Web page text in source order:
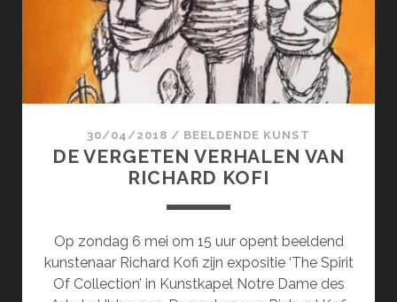
30/04/2018 / BEELDENDE KUNST
DE VERGETEN VERHALEN VAN
RICHARD KOFI
Op zondag 6 mei om 15 uur opent beeldend
kunstenaar Richard Kofi zijn expositie ‘The Spirit
Of Collection’ in Kunstkapel Notre Dame des